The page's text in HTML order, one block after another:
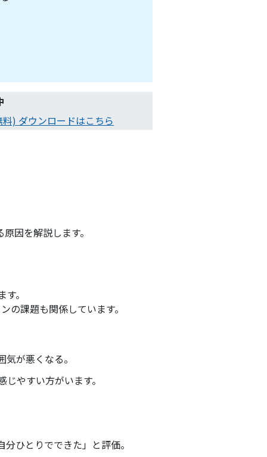
) ダウンロードはこちら
因を解説します。
。
の課題も関係しています。
が悪くなる。
やすい方がいます。
ひとりでできた」と評価。